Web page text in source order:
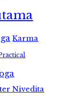
Karma
Nivedita